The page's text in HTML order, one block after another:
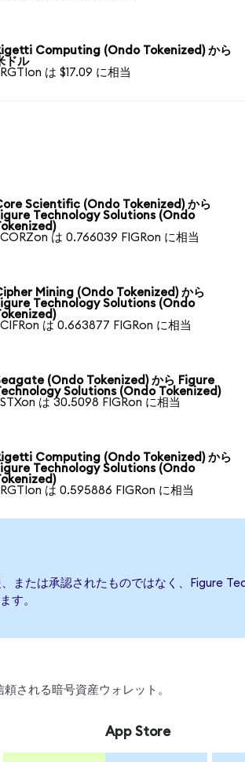
Computing (Ondo Tokenized) から
ドル
RGTIon は $17.09 に相当
Scientific (Ondo Tokenized) から
Technology Solutions (Ondo
CORZon は 0.766039 FIGRon に相当
Mining (Ondo Tokenized) から
Technology Solutions (Ondo
CIFRon は 0.663877 FIGRon に相当
(Ondo Tokenized) から Figure
Solutions (Ondo Tokenized)
STXon は 30.5098 FIGRon に相当
Computing (Ondo Tokenized) から
Technology Solutions (Ondo
RGTIon は 0.595886 FIGRon に相当
または承認されたものではなく、Figure
す。
される暗号資産ウォレット。
App Store